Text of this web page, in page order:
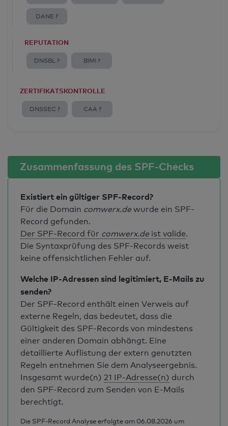
DANE ?
REPUTATION
DNSBL ? BIMI ?
ZERTIFIKATSKONTROLLE
DNSSEC ? CAA ?
Zusammenfassung des SPF-Checks
Existiert ein gültiger SPF-Record?
Für die Domain comwerx.de wurde ein SPF-
Record gefunden.
Der SPF-Record für comwerx.de ist valide.
Die Syntaxprüfung des SPF-Records weist
keine offensichtlichen Fehler auf.
Welche IP-Adressen sind legitimiert, E-Mails zu
senden?
Der SPF-Record enthält einen Verweis auf
externe Regeln, das bedeutet, dass die
Gültigkeit des SPF-Records von mindestens
einer anderen Domain abhängt. Eine
detaillierte Auflistung der extern genutzten
Regeln entnehmen Sie dem Analyseergebnis.
Insgesamt wurde(n) 21 IP-Adresse(n) durch
den SPF-Record zum Senden von E-Mails
berechtigt.
Die SPF-Record Analyse erfolgte am 06.08.2026 um